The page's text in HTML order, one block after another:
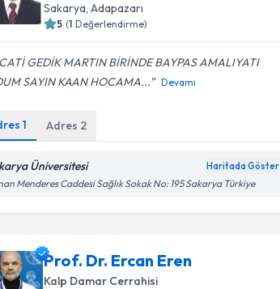
Sakarya, Adapazarı
5 (1 Değerlendirme)
GEDİK MARTIN BİRİNDE BAYPAS AMALIYATI
SAYIN KAAN HOCAMA...
Devamı
1 Adres 2
Üniversitesi Haritada Göster
Menderes Caddesi Sağlık Sokak No: 195 Sakarya Türkiye
Prof. Dr. Ercan Eren
Kalp Damar Cerrahisi